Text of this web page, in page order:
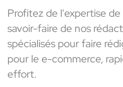
Profitez de l'expertise
savoir-faire de nos
spécialisés pour faire
pour le e-commerce,
effort.